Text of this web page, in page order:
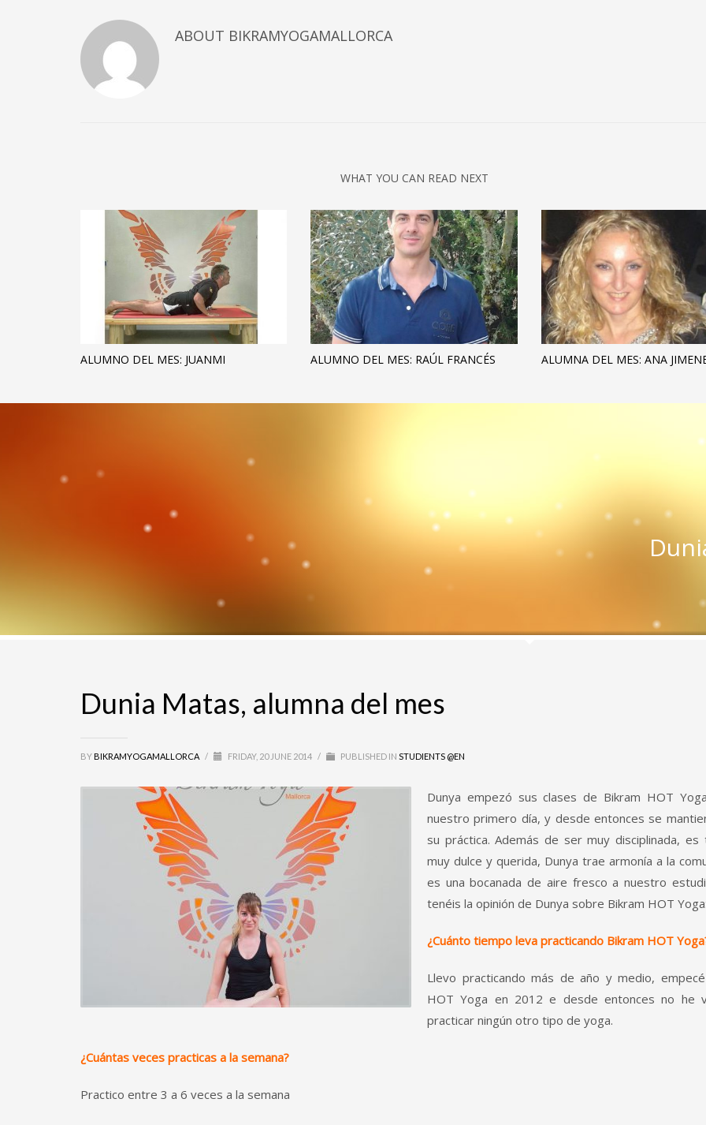
ABOUT BIKRAMYOGAMALLORCA
WHAT YOU CAN READ NEXT
ALUMNO DEL MES: JUANMI ALUMNO DEL MES: RAÚL FRANCÉS ALUMNA DEL MES: ANA
Dunia Matas, alumna del mes
BY BIKRAMYOGAMALLORCA / FRIDAY, 20 JUNE 2014 / PUBLISHED IN STUDIENTS @EN
Dunya empezó sus clases de Bikram HOT
nuestro primero dí­a, y desde entonces se
su práctica. Además de ser muy disciplinada, es
muy dulce y querida, Dunya trae armonía a la
es una bocanada de aire fresco a nuestro
tenéis la opinión de Dunya sobre Bikram HOT
¿Cuánto tiempo leva practicando Bikram HOT
Llevo practicando más de año y medio,
HOT Yoga en 2012 e desde entonces no he
practicar ningún otro tipo de yoga.
¿Cuántas veces practicas a la semana?
Practico entre 3 a 6 veces a la semana